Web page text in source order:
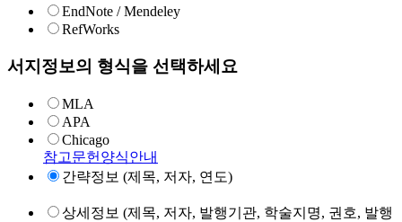
EndNote / Mendeley
RefWorks
서지정보의 형식을 선택하세요
MLA
APA
Chicago
참고문헌양식안내
간략정보 (제목, 저자, 연도)
상세정보 (제목, 저자, 발행기관, 학술지명, 권호, 발행